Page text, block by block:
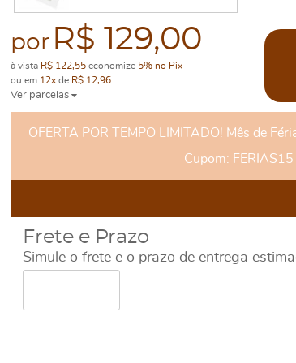
por R$ 129,00
à vista R$ 122,55economize 5% no Pix
ou em 12xde R$ 12,96
Ver parcelas
OFERTA POR TEMPO LIMITADO! Mês de
Cupom: FERIAS15
Frete e Prazo
Simule o frete e o prazo de entrega